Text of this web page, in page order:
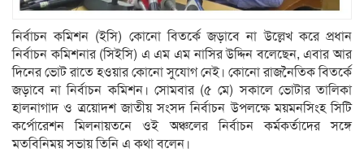
নির্বাচন কমিশন (ইসি) কোনো বিতর্কে জড়াবে না উল্লেখ করে প্রধান
নির্বাচন কমিশনার (সিইসি) এ এম এম নাসির উদ্দিন বলেছেন, এবার আর
দিনের ভোট রাতে হওয়ার কোনো সুযোগ নেই। কোনো রাজনৈতিক বিতর্কে
জড়াবে না নির্বাচন কমিশন। সোমবার (৫ মে) সকালে ভোটার তালিকা
হালনাগাদ ও ত্রয়োদশ জাতীয় সংসদ নির্বাচন উপলক্ষে ময়মনসিংহ সিটি
কর্পোরেশন মিলনায়তনে ওই অঞ্চলের নির্বাচন কর্মকর্তাদের সঙ্গে
মতবিনিময় সভায় তিনি এ কথা বলেন।